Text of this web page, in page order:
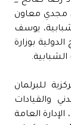
مجدي معاون
يوسف
بوزارة
الشبابية.
للبرلمان
والقيادات
العامة